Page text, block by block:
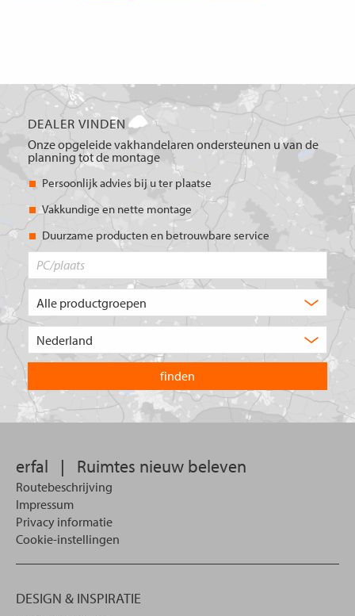
DEALER VINDEN
Onze opgeleide vakhandelaren ondersteunen u van de
planning tot de montage
Persoonlijk advies bij u ter plaatse
Vakkundige en nette montage
Duurzame producten en betrouwbare service
product
u?
land
waarin
u
wilt
zoeken.
erfal | Ruimtes nieuw beleven
Routebeschrijving
Impressum
Privacy informatie
Cookie-instellingen
DESIGN & INSPIRATIE